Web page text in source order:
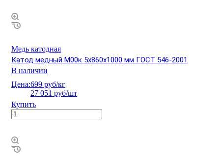
Медь катодная
Катод медный М00к 5х860х1000 мм ГОСТ 546-2001
В наличии
Цена:699 руб/кг
27 051 руб/шт
Купить